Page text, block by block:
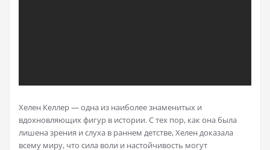
Хелен Келлер — одна из наиболее знаменитых и
вдохновляющих фигур в истории. С тех пор, как она была
лишена зрения и слуха в раннем детстве, Хелен доказала
всему миру, что сила воли и настойчивость могут